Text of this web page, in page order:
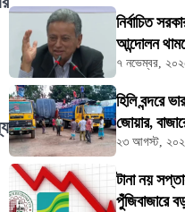
নির্বাচিত
আন্দোলন
৭ নভেম্বর,
হিলি বন্দরে
জোয়ার,
২৩ আগস্ট,
টানা নয়
পুঁজিবাজারে